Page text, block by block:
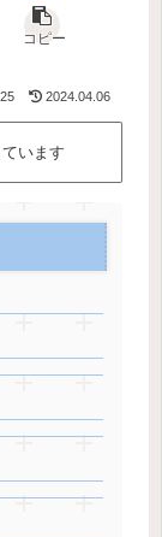
コピー
2024.04.06
います